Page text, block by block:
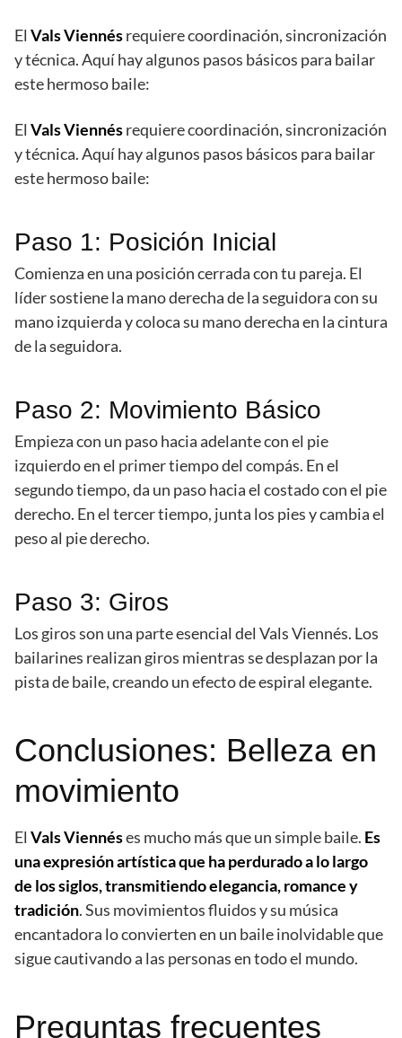
El Vals Viennésrequiere coordinación, sincronización
y técnica. Aquí hay algunos pasos básicos para bailar
este hermoso baile:
El Vals Viennésrequiere coordinación, sincronización
y técnica. Aquí hay algunos pasos básicos para bailar
este hermoso baile:
Paso 1: Posición Inicial
Comienza en una posición cerrada con tu pareja. El
líder sostiene la mano derecha de la seguidora con su
mano izquierda y coloca su mano derecha en la cintura
de la seguidora.
Paso 2: Movimiento Básico
Empieza con un paso hacia adelante con el pie
izquierdo en el primer tiempo del compás. En el
segundo tiempo, da un paso hacia el costado con el pie
derecho. En el tercer tiempo, junta los pies y cambia el
peso al pie derecho.
Paso 3: Giros
Los giros son una parte esencial del Vals Viennés. Los
bailarines realizan giros mientras se desplazan por la
pista de baile, creando un efecto de espiral elegante.
Conclusiones: Belleza en
movimiento
El Vals Viennéses mucho más que un simple baile. Es
una expresión artística que ha perdurado a lo largo
de los siglos, transmitiendo elegancia, romance y
tradición. Sus movimientos fluidos y su música
encantadora lo convierten en un baile inolvidable que
sigue cautivando a las personas en todo el mundo.
Preguntas frecuentes